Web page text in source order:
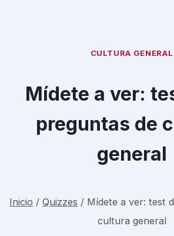
CULTURA GENERAL
Mídete a ver:
preguntas de
general
Inicio / Quizzes / Mídete a ver: test
cultura general